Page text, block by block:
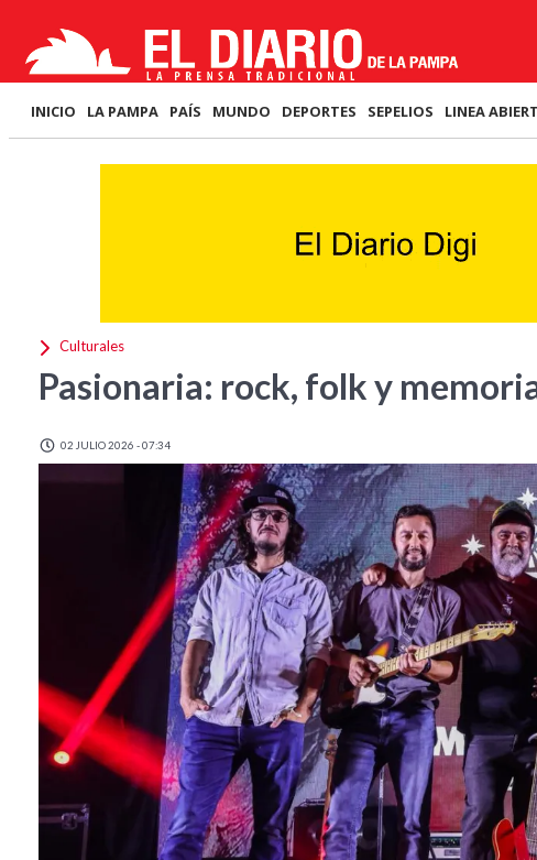
INICIO LA PAMPA PAÍS MUNDO DEPORTES SEPELIOS LINEA
Culturales
Pasionaria: rock, folk y
02 JULIO 2026 - 07:34